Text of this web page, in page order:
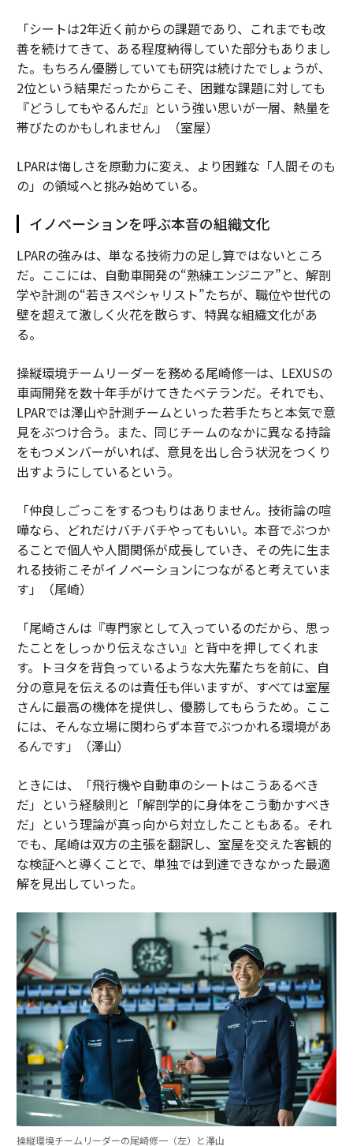
「シートは2年近く前からの課題であり、これまでも改
善を続けてきて、ある程度納得していた部分もありまし
た。もちろん優勝していても研究は続けたでしょうが、
2位という結果だったからこそ、困難な課題に対しても
『どうしてもやるんだ』という強い思いが一層、熱量を
帯びたのかもしれません」（室屋）
LPARは悔しさを原動力に変え、より困難な「人間そのも
の」の領域へと挑み始めている。
イノベーションを呼ぶ本音の組織文化
LPARの強みは、単なる技術力の足し算ではないところ
だ。ここには、自動車開発の“熟練エンジニア”と、解剖
学や計測の“若きスペシャリスト”たちが、職位や世代の
壁を超えて激しく火花を散らす、特異な組織文化があ
る。
操縦環境チームリーダーを務める尾崎修一は、LEXUSの
車両開発を数十年手がけてきたベテランだ。それでも、
LPARでは澤山や計測チームといった若手たちと本気で意
見をぶつけ合う。また、同じチームのなかに異なる持論
をもつメンバーがいれば、意見を出し合う状況をつくり
出すようにしているという。
「仲良しごっこをするつもりはありません。技術論の喧
嘩なら、どれだけバチバチやってもいい。本音でぶつか
ることで個人や人間関係が成長していき、その先に生ま
れる技術こそがイノベーションにつながると考えていま
す」（尾崎）
「尾崎さんは『専門家として入っているのだから、思っ
たことをしっかり伝えなさい』と背中を押してくれま
す。トヨタを背負っているような大先輩たちを前に、自
分の意見を伝えるのは責任も伴いますが、すべては室屋
さんに最高の機体を提供し、優勝してもらうため。ここ
には、そんな立場に関わらず本音でぶつかれる環境があ
るんです」（澤山）
ときには、「飛行機や自動車のシートはこうあるべき
だ」という経験則と「解剖学的に身体をこう動かすべき
だ」という理論が真っ向から対立したこともある。それ
でも、尾崎は双方の主張を翻訳し、室屋を交えた客観的
な検証へと導くことで、単独では到達できなかった最適
解を見出していった。
操縦環境チームリーダーの尾崎修一（左）と澤山